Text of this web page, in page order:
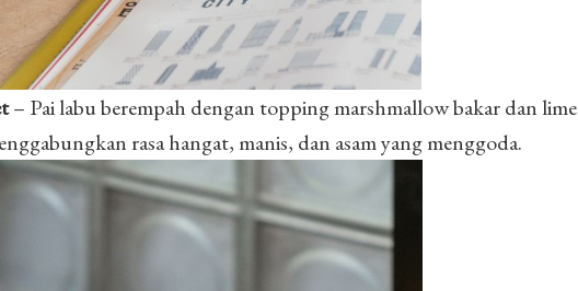
– Pai labu berempah dengan topping marshmallow bakar dan lime
rasa hangat, manis, dan asam yang menggoda.